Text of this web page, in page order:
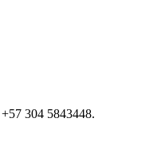
304 5843448.